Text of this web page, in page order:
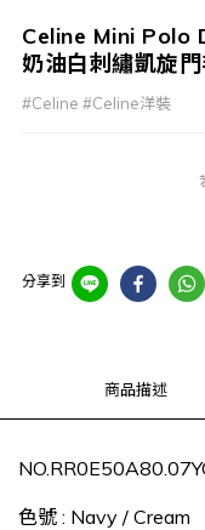
Celine Mini Polo
奶油白刺繡凱旋
#Celine #Celine洋裝
分享到
商品描述
NO.
色號 : Navy / Cream